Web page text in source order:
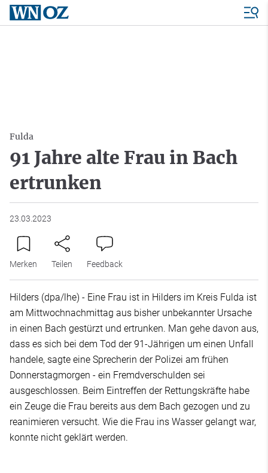
Fulda
91 Jahre alte Frau in Bach
ertrunken
23.03.2023
Merken Teilen Feedback
Hilders (dpa/lhe) - Eine Frau ist in Hilders im Kreis Fulda ist
am Mittwochnachmittag aus bisher unbekannter Ursache
in einen Bach gestürzt und ertrunken. Man gehe davon aus,
dass es sich bei dem Tod der 91-Jährigen um einen Unfall
handele, sagte eine Sprecherin der Polizei am frühen
Donnerstagmorgen - ein Fremdverschulden sei
ausgeschlossen. Beim Eintreffen der Rettungskräfte habe
ein Zeuge die Frau bereits aus dem Bach gezogen und zu
reanimieren versucht. Wie die Frau ins Wasser gelangt war,
konnte nicht geklärt werden.